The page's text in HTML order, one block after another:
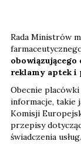
Rada Ministrów
obowiązującego
reklamy aptek i
Obecnie
informacje, takie
Komisji
przepisy
świadczenia usług.